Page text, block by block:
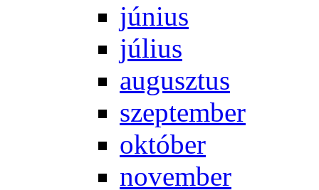
jú­ni­us
jú­li­us
au­gusz­tus
szep­tem­ber
ok­tó­ber
no­vem­ber